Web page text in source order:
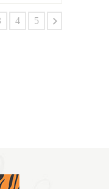
Подробнее
4 5